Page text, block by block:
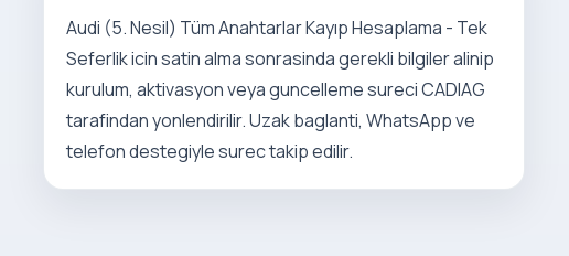
Audi (5. Nesil) Tüm Anahtarlar Kayıp Hesaplama - Tek
Seferlik icin satin alma sonrasinda gerekli bilgiler alinip
kurulum, aktivasyon veya guncelleme sureci CADIAG
tarafindan yonlendirilir. Uzak baglanti, WhatsApp ve
telefon destegiyle surec takip edilir.